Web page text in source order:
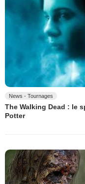
News - Tournages
The Walking Dead : le
Potter